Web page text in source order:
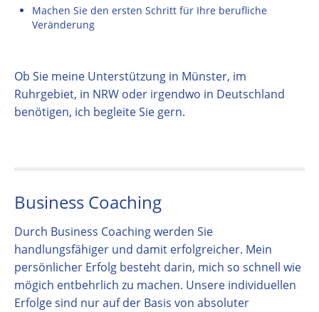
Machen Sie den ersten Schritt für Ihre berufliche
Veränderung
Ob Sie meine Unterstützung in Münster, im
Ruhrgebiet, in NRW oder irgendwo in Deutschland
benötigen, ich begleite Sie gern.
Business Coaching
Durch Business Coaching werden Sie
handlungsfähiger und damit erfolgreicher. Mein
persönlicher Erfolg besteht darin, mich so schnell wie
mögich entbehrlich zu machen. Unsere individuellen
Erfolge sind nur auf der Basis von absoluter